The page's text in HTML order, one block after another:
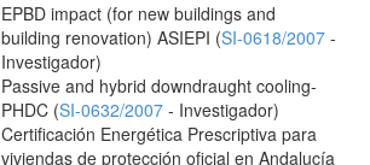
EPBD impact (for new buildings and
building renovation) ASIEPI (SI-0618/2007-
Investigador)
Passive and hybrid downdraught cooling-
PHDC (SI-0632/2007- Investigador)
Certificación Energética Prescriptiva para
viviendas de protección oficial en Andalucía